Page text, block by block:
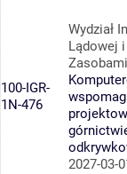
100-IGR-
1N-476
Wydział
Lądowej
Zasobami
2027-03-